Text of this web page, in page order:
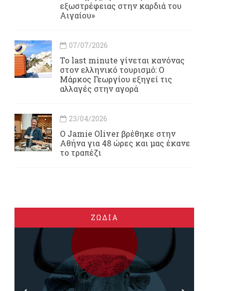
εξωστρέφειας στην καρδιά του
Αιγαίου»
07/07/2026
Το last minute γίνεται κανόνας
στον ελληνικό τουρισμό: Ο
Μάρκος Γεωργίου εξηγεί τις
αλλαγές στην αγορά
23/04/2026
Ο Jamie Oliver βρέθηκε στην
Αθήνα για 48 ώρες και μας έκανε
το τραπέζι
ΖΩΔΙΑ